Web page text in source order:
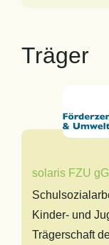
Träger
solaris FZU
Kinder- und
Trägerschaft